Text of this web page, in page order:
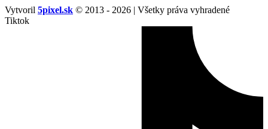
Vytvoril 5pixel.sk © 2013 - 2026 | Všetky práva vyhradené
Tiktok